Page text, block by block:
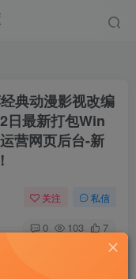
典动漫影视改编
日最新打包Win
营网页后台-新
关注 私信
0 103 7
已售 1